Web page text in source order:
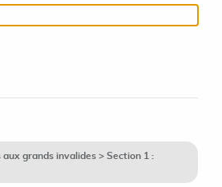
aux grands invalides > Section 1 :